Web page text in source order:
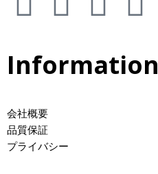
Information
会社概要
品質保証
プライバシー